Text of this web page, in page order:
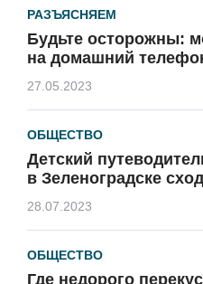
РАЗЪЯСНЯЕМ
Будьте осторожны:
на домашний
27.05.2023
ОБЩЕСТВО
Детский
в Зеленоградске
28.07.2023
ОБЩЕСТВО
Где недорого